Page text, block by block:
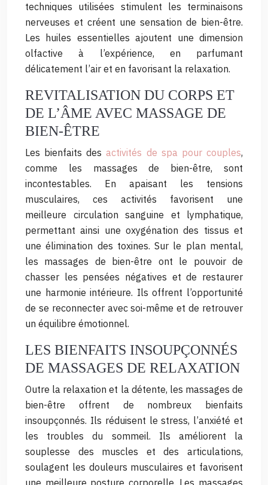
techniques utilisées stimulent les terminaisons
nerveuses et créent une sensation de bien-être.
Les huiles essentielles ajoutent une dimension
olfactive à l’expérience, en parfumant
délicatement l’air et en favorisant la relaxation.
REVITALISATION DU CORPS ET
DE L’ÂME AVEC MASSAGE DE
BIEN-ÊTRE
Les bienfaits desactivités de spa pour couples,
comme les massages de bien-être, sont
incontestables. En apaisant les tensions
musculaires, ces activités favorisent une
meilleure circulation sanguine et lymphatique,
permettant ainsi une oxygénation des tissus et
une élimination des toxines. Sur le plan mental,
les massages de bien-être ont le pouvoir de
chasser les pensées négatives et de restaurer
une harmonie intérieure. Ils offrent l’opportunité
de se reconnecter avec soi-même et de retrouver
un équilibre émotionnel.
LES BIENFAITS INSOUPÇONNÉS
DE MASSAGES DE RELAXATION
Outre la relaxation et la détente, les massages de
bien-être offrent de nombreux bienfaits
insoupçonnés. Ils réduisent le stress, l’anxiété et
les troubles du sommeil. Ils améliorent la
souplesse des muscles et des articulations,
soulagent les douleurs musculaires et favorisent
une meilleure posture corporelle. Les massages